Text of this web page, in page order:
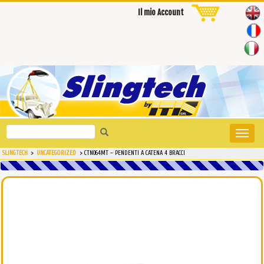
Il mio Account
Toggle
Search
for:
SLINGTECH > UNCATEGORIZED > CTN064MT – PENDENTI A CATENA 4 BRACCI